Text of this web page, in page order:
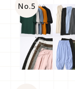
No.5